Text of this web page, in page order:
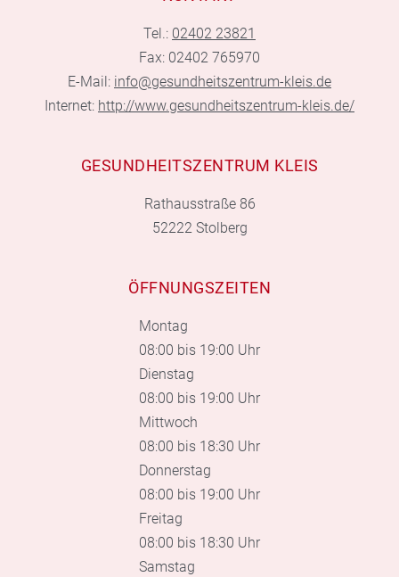
Tel.: 02402 23821
Fax: 02402 765970
E-Mail: info@gesundheitszentrum-kleis.de
Internet: http://www.gesundheitszentrum-kleis.de/
GESUNDHEITSZENTRUM KLEIS
Rathausstraße 86
52222 Stolberg
ÖFFNUNGSZEITEN
Montag
08:00 bis 19:00 Uhr
Dienstag
08:00 bis 19:00 Uhr
Mittwoch
08:00 bis 18:30 Uhr
Donnerstag
08:00 bis 19:00 Uhr
Freitag
08:00 bis 18:30 Uhr
Samstag